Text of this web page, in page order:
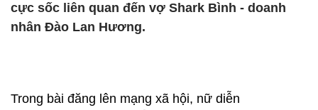
cực sốc liên quan đến vợ Shark Bình - doanh
nhân Đào Lan Hương.
Trong bài đăng lên mạng xã hội, nữ diễn